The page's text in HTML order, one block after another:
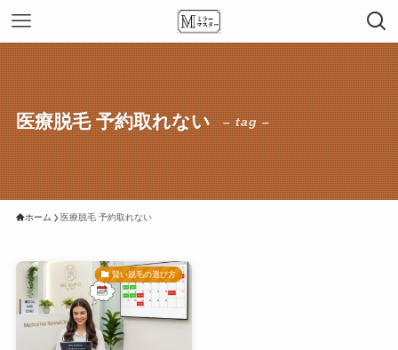
医療脱毛 予約取れない – tag –
ホーム 医療脱毛 予約取れない
賢い脱毛の選び方